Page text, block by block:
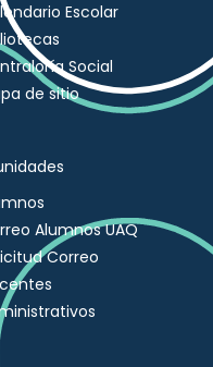
Escolar
Social
de sitio
Alumnos UAQ
Correo